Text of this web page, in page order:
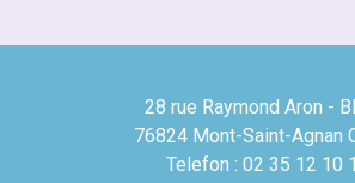
28 rue Raymond Aron -
76824 Mont-Saint-Agnan
Telefon : 02 35 12 10